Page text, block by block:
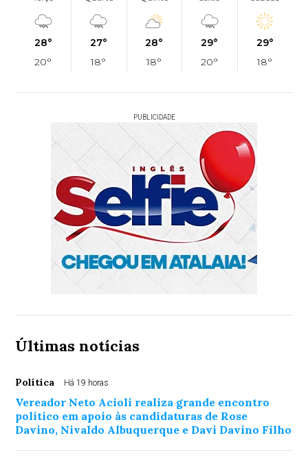
28°
20°
27°
18°
28°
18°
29°
20°
29°
18°
PUBLICIDADE
Últimas notícias
Política Há 19 horas
Vereador Neto Acioli realiza grande encontro
político em apoio às candidaturas de Rose
Davino, Nivaldo Albuquerque e Davi Davino Filho